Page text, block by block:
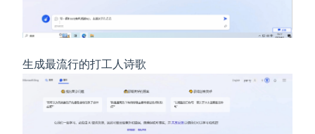
生成最流行的打工人诗歌